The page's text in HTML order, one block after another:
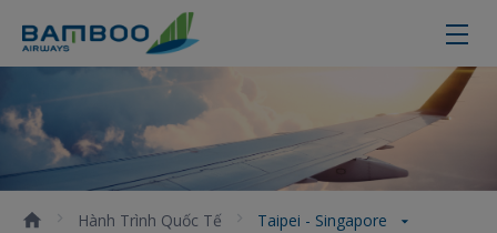
Taipei - Singapore
Hành Trình Quốc Tế Taipei - Singapore